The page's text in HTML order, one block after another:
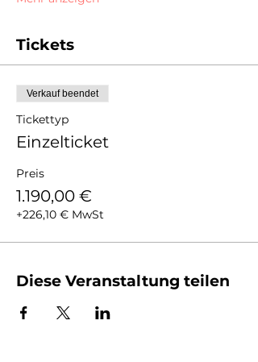
Tickets
Verkauf beendet
Tickettyp
Einzelticket
Preis
1.190,00 €
+226,10 € MwSt
Diese Veranstaltung teilen